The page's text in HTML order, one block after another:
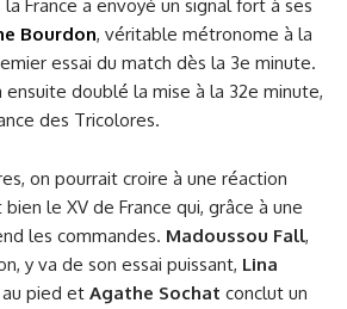
France a envoyé un signal fort à ses
Bourdon, véritable métronome à la
essai du match dès la 3e minute.
ensuite doublé la mise à la 32e minute,
des Tricolores.
on pourrait croire à une réaction
bien le XV de France qui, grâce à une
les commandes. Madoussou Fall,
y va de son essai puissant, Lina
pied et Agathe Sochat conclut un